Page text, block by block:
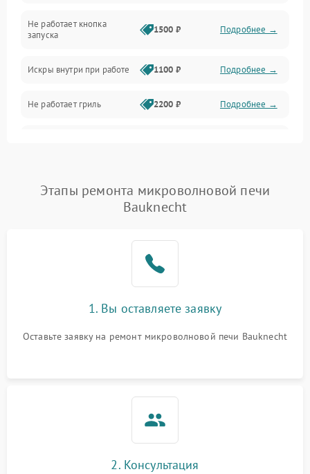
Нагрев и приготовление
Программное обеспечение
Не работает кнопка
запуска
1500 ₽ Подробнее →
Искры внутри при работе 1100 ₽ Подробнее →
Не работает гриль 2200 ₽ Подробнее →
Появление запаха гари Подробнее →
2400 ₽ Подробнее →
Не горит подсветка 2000 ₽
Этапы ремонта микроволновой печи
Bauknecht
1. Вы оставляете заявку
Оставьте заявку на ремонт микроволновой печи Bauknecht
2. Консультация